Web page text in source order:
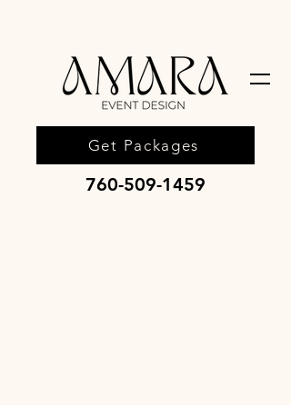
Get Packages
760-509-1459